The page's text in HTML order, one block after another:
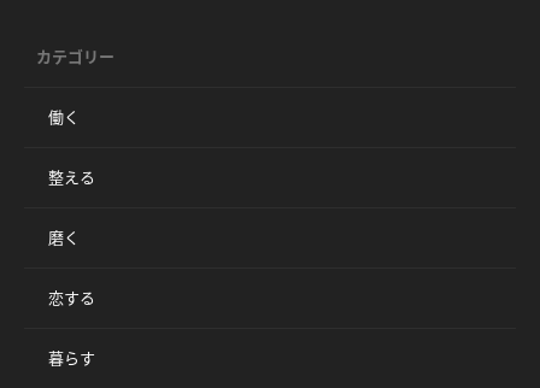
カテゴリー
働く
整える
磨く
恋する
暮らす